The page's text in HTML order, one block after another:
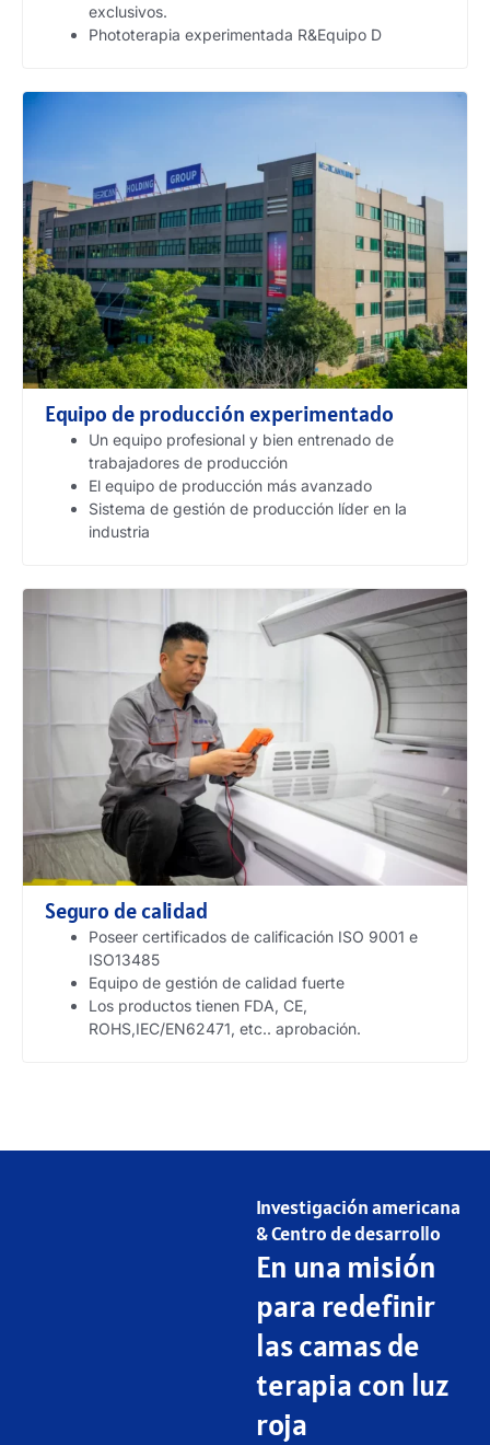
exclusivos.
Phototerapia experimentada R&Equipo D
Equipo de producción experimentado
Un equipo profesional y bien entrenado de
trabajadores de producción
El equipo de producción más avanzado
Sistema de gestión de producción líder en la
industria
Seguro de calidad
Poseer certificados de calificación ISO 9001 e
ISO13485
Equipo de gestión de calidad fuerte
Los productos tienen FDA, CE,
ROHS,IEC/EN62471, etc.. aprobación.
Investigación americana
& Centro de desarrollo
En una misión
para redefinir
las camas de
terapia con luz
roja